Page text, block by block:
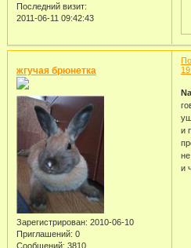
Последний визит:
2011-06-11 09:42:43
жгучая брюнетка
Зарегистрирован: 2010-06-10
Приглашений: 0
Сообщений: 3810
и
и